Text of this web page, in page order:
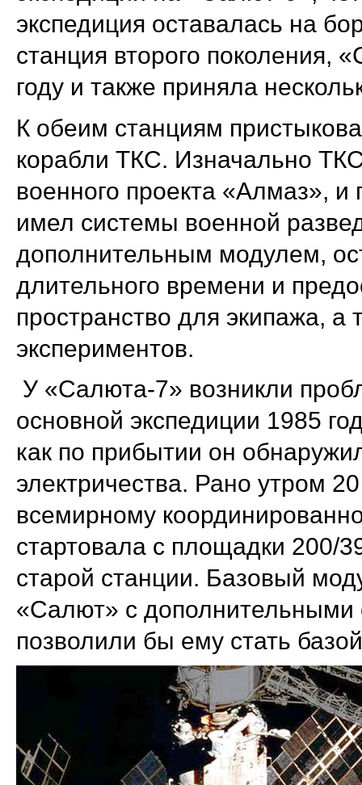
экспедиция оставалась на
станция второго поколения,
году и также приняла
К обеим станциям
корабли ТКС. Изначально
военного проекта «Алмаз»,
имел системы военной
дополнительным модулем,
длительного времени и
пространство для экипажа, а
экспериментов.
У «Салюта-7» возникли
основной экспедиции 1985
как по прибытии он
электричества. Рано утром
всемирному
стартовала с площадки 200/
старой станции. Базовый
«Салют» с дополнительными
позволили бы ему стать